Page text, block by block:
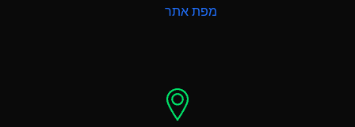
מפת אתר